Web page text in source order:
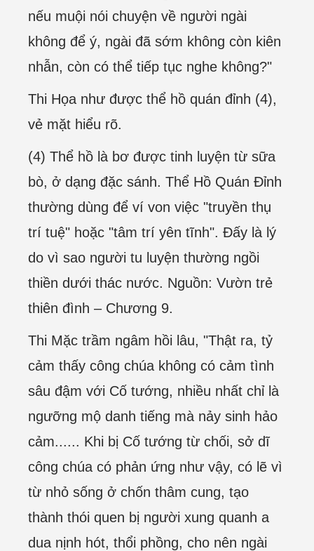
nếu muội nói chuyện về người ngài
không để ý, ngài đã sớm không còn kiên
nhẫn, còn có thể tiếp tục nghe không?"
Thi Họa như được thể hồ quán đỉnh (4),
vẻ mặt hiểu rõ.
(4) Thể hồ là bơ được tinh luyện từ sữa
bò, ở dạng đặc sánh. Thể Hồ Quán Đỉnh
thường dùng để ví von việc "truyền thụ
trí tuệ" hoặc "tâm trí yên tĩnh". Đấy là lý
do vì sao người tu luyện thường ngồi
thiền dưới thác nước. Nguồn: Vườn trẻ
thiên đình – Chương 9.
Thi Mặc trầm ngâm hồi lâu, "Thật ra, tỷ
cảm thấy công chúa không có cảm tình
sâu đậm với Cố tướng, nhiều nhất chỉ là
ngưỡng mộ danh tiếng mà nảy sinh hảo
cảm...... Khi bị Cố tướng từ chối, sở dĩ
công chúa có phản ứng như vậy, có lẽ vì
từ nhỏ sống ở chốn thâm cung, tạo
thành thói quen bị người xung quanh a
dua nịnh hót, thổi phồng, cho nên ngài